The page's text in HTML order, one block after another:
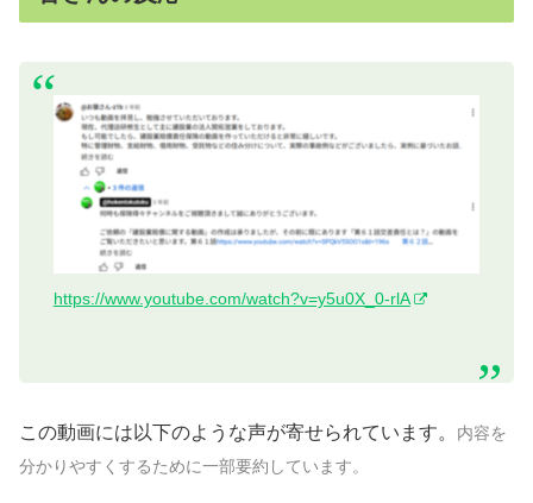
https://www.youtube.com/watch?v=y5u0X_0-rlA
この動画には以下のような声が寄せられています。 内容を
分かりやすくするために一部要約しています。